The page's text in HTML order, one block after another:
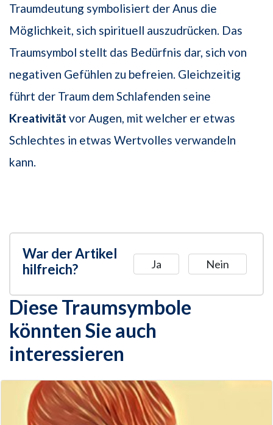
Traumdeutung symbolisiert der Anus die
Möglichkeit, sich spirituell auszudrücken. Das
Traumsymbol stellt das Bedürfnis dar, sich von
negativen Gefühlen zu befreien. Gleichzeitig
führt der Traum dem Schlafenden seine
Kreativität vor Augen, mit welcher er etwas
Schlechtes in etwas Wertvolles verwandeln
kann.
War der Artikel
hilfreich?
Ja Nein
Diese Traumsymbole
könnten Sie auch
interessieren